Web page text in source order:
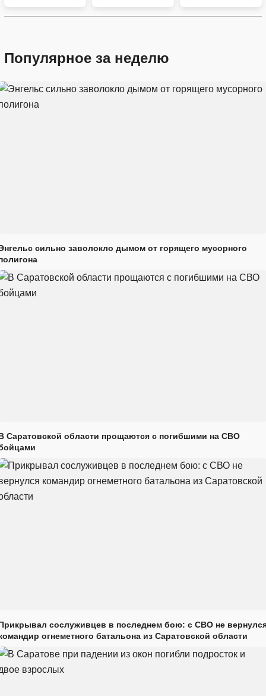
Популярное за неделю
сильно заволокло дымом от горящего мусорного
Саратовской области прощаются с погибшими на СВО
сослуживцев в последнем бою: с СВО не
огнеметного батальона из Саратовской области